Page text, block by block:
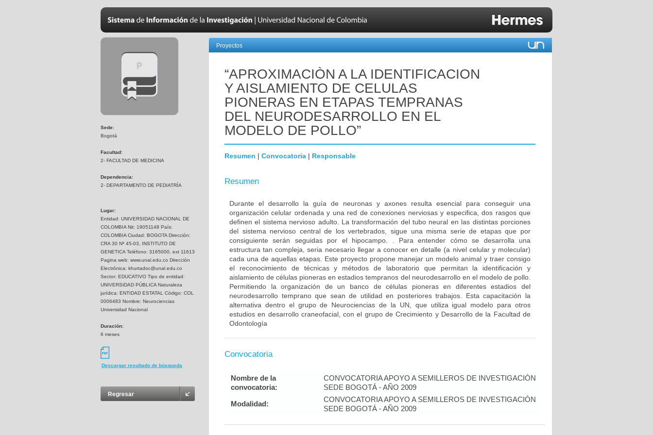
Sede:
Bogotá
Facultad:
2- FACULTAD DE MEDICINA
Dependencia:
2- DEPARTAMENTO DE PEDIATRÍA
Lugar:
Entidad: UNIVERSIDAD NACIONAL DE
COLOMBIA Nit: 19051148 País:
COLOMBIA Ciudad: BOGOTA Dirección:
CRA 30 Nª 45-03, INSTITUTO DE
GENETICA Teléfono: 3165000, ext 11613
Pagina web: www.unal.edu.co Dirección
Electrónica: khurtadoc@unal.edu.co
Sector: EDUCATIVO Tipo de entidad:
UNIVERSIDAD PÚBLICA Naturaleza
jurídica: ENTIDAD ESTATAL Código: COL
0006483 Nombre: Neurociencias
Universidad Nacional
Duración:
6 meses
Descargar resultado de búsqueda
Regresar
Proyectos
“APROXIMACIÒN A LA IDENTIFICACION
Y AISLAMIENTO DE CELULAS
PIONERAS EN ETAPAS TEMPRANAS
DEL NEURODESARROLLO EN EL
MODELO DE POLLO”
Resumen | Convocatoria | Responsable
Resumen
Durante el desarrollo la guía de neuronas y axones resulta esencial para conseguir una
organización celular ordenada y una red de conexiones nerviosas y especifica, dos rasgos que
definen el sistema nervioso adulto. La transformación del tubo neural en las distintas porciones
del sistema nervioso central de los vertebrados, sigue una misma serie de etapas que por
consiguiente serán seguidas por el hipocampo. . Para entender cómo se desarrolla una
estructura tan compleja, seria necesario llegar a conocer en detalle (a nivel celular y molecular)
cada una de aquellas etapas. Este proyecto propone manejar un modelo animal y traer consigo
el reconocimiento de técnicas y métodos de laboratorio que permitan la identificación y
aislamiento de células pioneras en estadios tempranos del neurodesarrollo en el modelo de pollo.
Permitiendo la organización de un banco de células pioneras en diferentes estadios del
neurodesarrollo temprano que sean de utilidad en posteriores trabajos. Esta capacitación la
alternativa dentro el grupo de Neurociencias de la UN, que utiliza igual modelo para otros
estudios en desarrollo craneofacial, con el grupo de Crecimiento y Desarrollo de la Facultad de
Odontología
Convocatoria
Nombre de la
convocatoria:
CONVOCATORIA APOYO A SEMILLEROS DE INVESTIGACIÓN
SEDE BOGOTÁ - AÑO 2009
Modalidad:
CONVOCATORIA APOYO A SEMILLEROS DE INVESTIGACIÓN
SEDE BOGOTÁ - AÑO 2009